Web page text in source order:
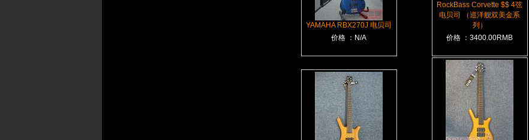
YAMAHA RBX270J 电贝司
价格 ：N/A
RockBass Corvette $$ 4弦
电贝司 （巡洋舰双美金系
列）
价格 ：3400.00RMB